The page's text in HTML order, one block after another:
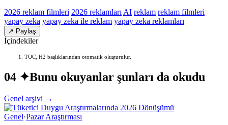
2026 reklam filmleri 2026 reklamları AI reklam reklam filmleri
yapay zeka yapay zeka ile reklam yapay zeka reklamları
↗ Paylaş
İçindekiler
TOC, H2 başlıklarından otomatik oluşturulur.
04 ✦Bunu okuyanlar şunları da okudu
Genel arşivi →
Genel·Pazar Araştırması